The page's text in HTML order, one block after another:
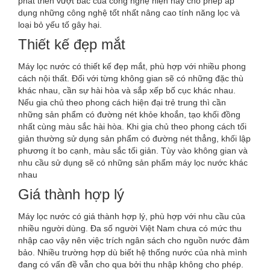
dụng những công nghệ tốt nhất nâng cao tính năng lọc và
loại bỏ yếu tố gây hại.
Thiết kế đẹp mắt
Máy lọc nước có thiết kế đẹp mắt, phù hợp với nhiều phong
cách nội thất. Đối với từng không gian sẽ có những đặc thù
khác nhau, cần sự hài hòa và sắp xếp bố cục khác nhau.
Nếu gia chủ theo phong cách hiện đại trẻ trung thì cần
những sản phẩm có đường nét khỏe khoắn, tạo khối đồng
nhất cùng màu sắc hài hòa. Khi gia chủ theo phong cách tối
giản thường sử dụng sản phẩm có đường nét thẳng, khối lập
phương ít bo cạnh, màu sắc tối giản. Tùy vào không gian và
nhu cầu sử dụng sẽ có những sản phẩm máy lọc nước khác
nhau
Giá thành hợp lý
Máy lọc nước có giá thành hợp lý, phù hợp với nhu cầu của
nhiều người dùng. Đa số người Việt Nam chưa có mức thu
nhập cao vậy nên việc trích ngân sách cho nguồn nước đảm
bảo. Nhiều trường hợp dù biết hệ thống nước của nhà mình
đang có vấn đề vẫn cho qua bởi thu nhập không cho phép.